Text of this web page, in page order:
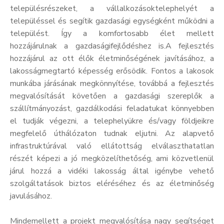
településrészeket, a vállalkozásoktelephelyét a
településsel és segítik gazdasági egységként működni a
települést. Így a komfortosabb élet mellett
hozzájárulnak a gazdaságifejlődéshez is.A fejlesztés
hozzájárul az ott élők életminőségének javításához, a
lakosságmegtartó képesség erősödik. Fontos a lakosok
munkába járásának megkönnyítése, továbbá a fejlesztés
megvalósítását követően a gazdasági szereplők a
szállítmányozást, gazdálkodási feladatukat könnyebben
el tudják végezni, a telephelyükre és/vagy földjeikre
megfelelő úthálózaton tudnak eljutni. Az alapvető
infrastruktúrával való ellátottság elválaszthatatlan
részét képezi a jó megközelíthetőség, ami közvetlenül
járul hozzá a vidéki lakosság által igénybe vehető
szolgáltatások biztos eléréséhez és az életminőség
javulásához.
Mindemellett a projekt megvalósítása nagy segítséget